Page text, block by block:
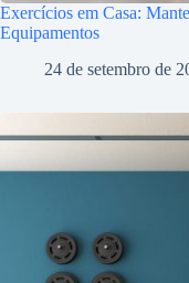
Exercícios em Casa:
Equipamentos
24 de setembro de